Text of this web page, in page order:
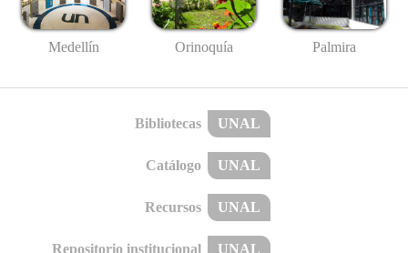
Medellín Orinoquía Palmira
Bibliotecas UNAL
Catálogo UNAL
Recursos UNAL
Repositorio institucional UNAL